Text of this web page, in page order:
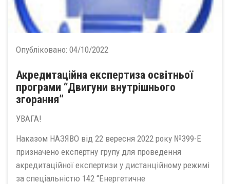
Опубліковано: 04/10/2022
Акредитаційна експертиза освітньої
програми “Двигуни внутрішнього
згорання”
УВАГА!
Наказом НАЗЯВО від 22 вересня 2022 року №399-Е
призначено експертну групу для проведення
акредитаційної експертизи у дистанційному режимі
за спеціальністю 142 “Енергетичне